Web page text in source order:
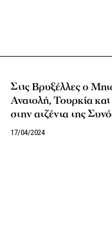
Στις Βρυξέλλες ο
Ανατολή, Τουρκία και
στην ατζέντα της
17/04/2024